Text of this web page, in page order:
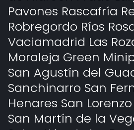
Pavones Rascafría
Robregordo Ríos
Vaciamadrid Las
Moraleja Green
San Agustín del
Sanchinarro San
Henares San
San Martín de la